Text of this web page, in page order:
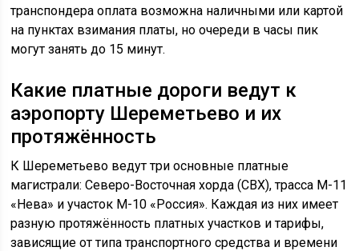
транспондера оплата возможна наличными или картой
на пунктах взимания платы, но очереди в часы пик
могут занять до 15 минут.
Какие платные дороги ведут к
аэропорту Шереметьево и их
протяжённость
К Шереметьево ведут три основные платные
магистрали: Северо-Восточная хорда (СВХ), трасса М-11
«Нева» и участок М-10 «Россия». Каждая из них имеет
разную протяжённость платных участков и тарифы,
зависящие от типа транспортного средства и времени